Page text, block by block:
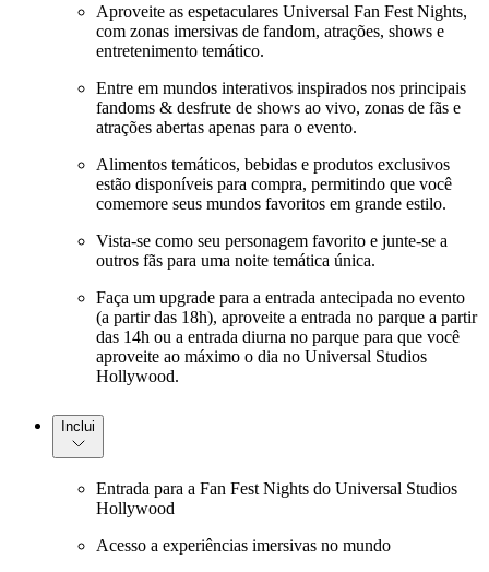
Aproveite as espetaculares Universal Fan Fest Nights,
com zonas imersivas de fandom, atrações, shows e
entretenimento temático.
Entre em mundos interativos inspirados nos principais
fandoms & desfrute de shows ao vivo, zonas de fãs e
atrações abertas apenas para o evento.
Alimentos temáticos, bebidas e produtos exclusivos
estão disponíveis para compra, permitindo que você
comemore seus mundos favoritos em grande estilo.
Vista-se como seu personagem favorito e junte-se a
outros fãs para uma noite temática única.
Faça um upgrade para a entrada antecipada no evento
(a partir das 18h), aproveite a entrada no parque a partir
das 14h ou a entrada diurna no parque para que você
aproveite ao máximo o dia no Universal Studios
Hollywood.
Inclui
Entrada para a Fan Fest Nights do Universal Studios
Hollywood
Acesso a experiências imersivas no mundo